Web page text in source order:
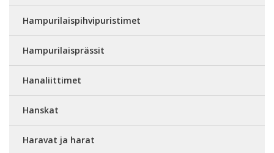
Hampurilaispihvipuristimet
Hampurilaisprässit
Hanaliittimet
Hanskat
Haravat ja harat